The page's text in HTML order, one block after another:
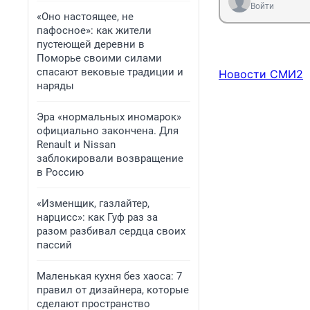
«Оно настоящее, не
пафосное»: как жители
пустеющей деревни в
Поморье своими силами
спасают вековые традиции и
наряды
Эра «нормальных иномарок»
официально закончена. Для
Renault и Nissan
заблокировали возвращение
в Россию
«Изменщик, газлайтер,
нарцисс»: как Гуф раз за
разом разбивал сердца своих
пассий
Маленькая кухня без хаоса: 7
правил от дизайнера, которые
сделают пространство
Войти
Новости СМИ2